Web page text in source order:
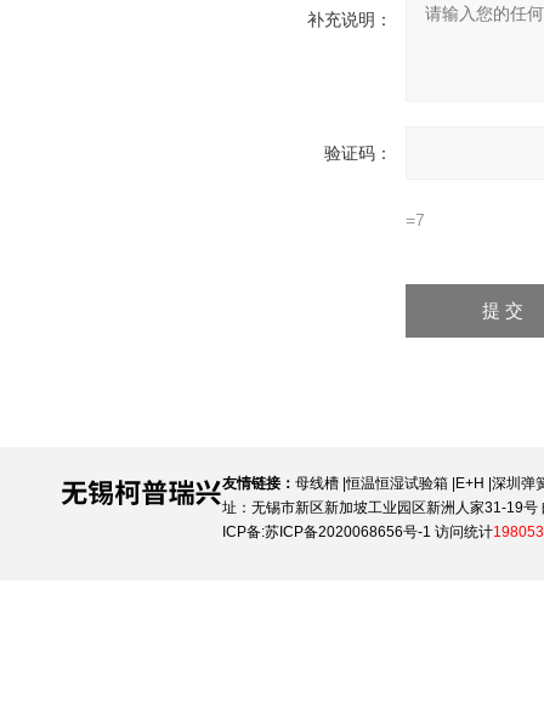
补充说明：
验证码：
=7
友情链接： 母线槽 |恒温恒湿试验箱 E+H 深圳弹
址：无锡市新区新加坡工业园区新洲人家31-19号
ICP备:苏ICP备2020068656号-1 访问统计198053